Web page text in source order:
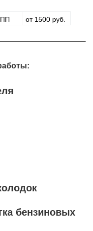
от 1500 руб.
бензиновых